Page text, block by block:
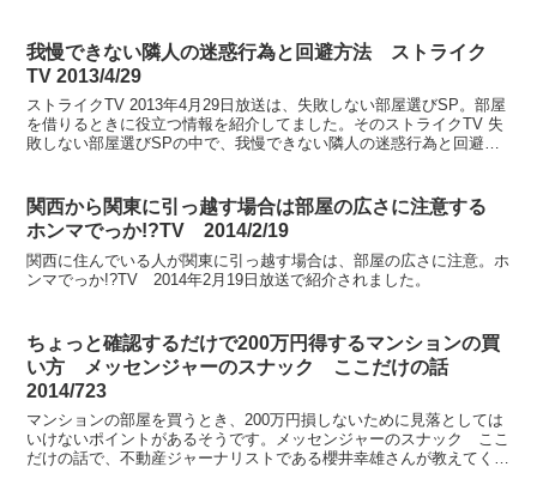
我慢できない隣人の迷惑行為と回避方法 ストライク
TV 2013/4/29
ストライクTV 2013年4月29日放送は、失敗しない部屋選びSP。部屋
を借りるときに役立つ情報を紹介してました。そのストライクTV 失
敗しない部屋選びSPの中で、我慢できない隣人の迷惑行為と回避方
関西から関東に引っ越す場合は部屋の広さに注意する
ホンマでっか!?TV 2014/2/19
関西に住んでいる人が関東に引っ越す場合は、部屋の広さに注意。ホ
ンマでっか!?TV 2014年2月19日放送で紹介されました。
ちょっと確認するだけで200万円得するマンションの買
い方 メッセンジャーのスナック ここだけの話
2014/723
マンションの部屋を買うとき、200万円損しないために見落としては
いけないポイントがあるそうです。メッセンジャーのスナック ここ
だけの話で、不動産ジャーナリストである櫻井幸雄さんが教えてくれ